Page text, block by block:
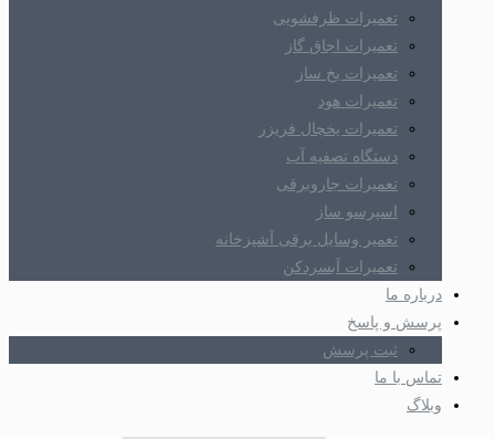
تعمیرات ظرفشویی
تعمیرات اجاق گاز
تعمیرات یخ ساز
تعمیرات هود
تعمیرات یخچال فریزر
دستگاه تصفیه آب
تعمیرات جاروبرقی
اسپرسو ساز
تعمیر وسایل برقی آشپزخانه
تعمیرات آبسردکن
درباره ما
پرسش و پاسخ
ثبت پرسش
تماس با ما
وبلاگ